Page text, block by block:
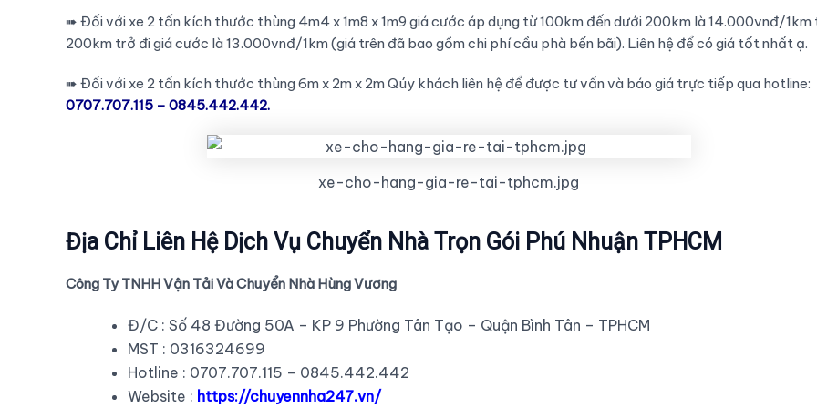
➠ Đối với xe 2 tấn kích thước thùng 4m4 x 1m8 x 1m9 giá cước áp dụng từ 100km đến dưới 200km là 14.000vnđ/1km
200km trở đi giá cước là 13.000vnđ/1km (giá trên đã bao gồm chi phí cầu phà bến bãi). Liên hệ để có giá tốt nhất ạ.
➠ Đối với xe 2 tấn kích thước thùng 6m x 2m x 2m Qúy khách liên hệ để được tư vấn và báo giá trực tiếp qua hotline:
0707.707.115 – 0845.442.442.
xe-cho-hang-gia-re-tai-tphcm.jpg
Địa Chỉ Liên Hệ Dịch Vụ Chuyển Nhà Trọn Gói Phú Nhuận TPHCM
Công Ty TNHH Vận Tải Và Chuyển Nhà Hùng Vương
Đ/C : Số 48 Đường 50A – KP 9 Phường Tân Tạo – Quận Bình Tân – TPHCM
MST : 0316324699
Hotline : 0707.707.115 – 0845.442.442
Website : https://chuyennha247.vn/